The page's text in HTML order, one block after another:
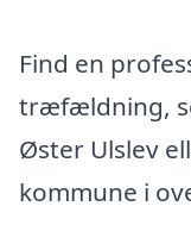
Find en
træfældning,
Øster Ulslev
kommune i